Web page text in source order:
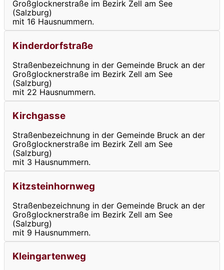
Großglocknerstraße im Bezirk Zell am See
(Salzburg)
mit 16 Hausnummern.
Kinderdorfstraße
Straßenbezeichnung in der Gemeinde Bruck an der
Großglocknerstraße im Bezirk Zell am See
(Salzburg)
mit 22 Hausnummern.
Kirchgasse
Straßenbezeichnung in der Gemeinde Bruck an der
Großglocknerstraße im Bezirk Zell am See
(Salzburg)
mit 3 Hausnummern.
Kitzsteinhornweg
Straßenbezeichnung in der Gemeinde Bruck an der
Großglocknerstraße im Bezirk Zell am See
(Salzburg)
mit 9 Hausnummern.
Kleingartenweg